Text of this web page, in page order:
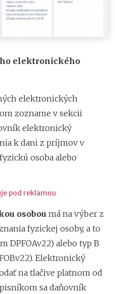
elektronického
elektronických
zozname v sekcii
elektronický
k dani z príjmov v
osoba alebo
pod reklamou
osobou má na výber z
fyzickej osoby, a to
DPFOAv22) alebo typ B
Elektronický
na tlačive platnom od
sa daňovník